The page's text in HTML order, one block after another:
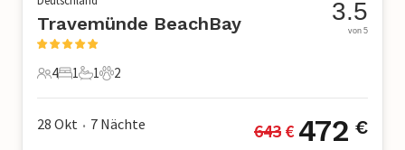
Travemünde BeachBay
4 Gäste
4
1 Schlafzimmer
1
1 Badezimmer
1
2 Haustiere
2
3.5
von 5
28 Okt • 7 Nächte 643 € 472 €